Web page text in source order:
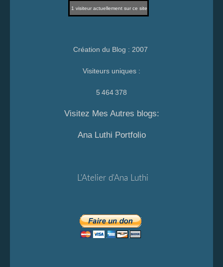
1 visiteur actuellement sur ce site
Création du Blog : 2007
Visiteurs uniques :
5 464 378
Visitez Mes Autres blogs:
Ana Luthi Portfolio
L'Atelier d'Ana Luthi